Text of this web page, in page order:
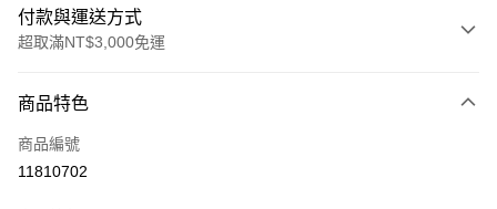
付款與運送方式
超取滿NT$3,000免運
信用卡一次付款
超商取貨付款
商品特色
商品編號
11810702